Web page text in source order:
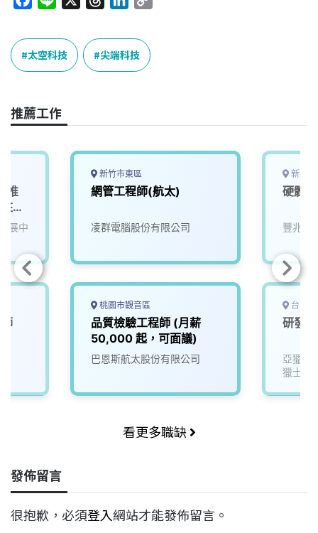
c
e
b
o
k
n
e
r
e
a
n
k
e
n
k
太空科技 尖端科技
推薦工作
推
產
展中
新竹市東區
網管工程師(航太)
凌群電腦股份有限公司
桃園市觀音區
品質檢驗工程師 (月薪
50,000 起，可面議)
巴恩斯航太股份有限公司
新北
硬體
豐兆航
台南
研發
亞獵士
獵士航
看更多職缺
發佈留言
很抱歉，必須登入網站才能發佈留言。